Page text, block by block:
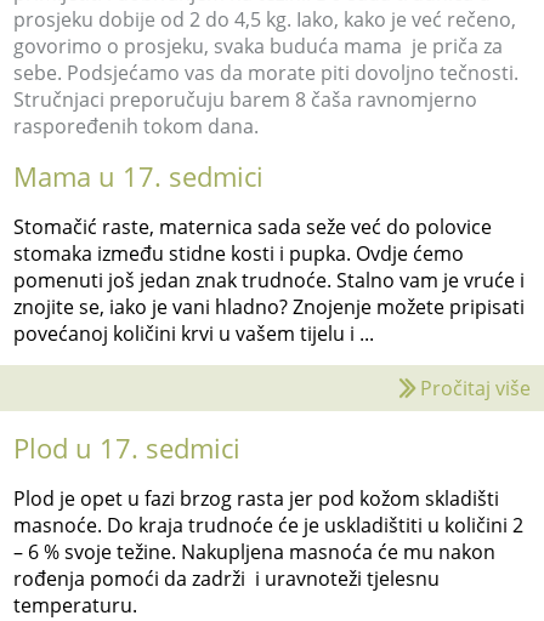
prosjeku dobije od 2 do 4,5 kg. Iako, kako je već rečeno,
govorimo o prosjeku, svaka buduća mama je priča za
sebe. Podsjećamo vas da morate piti dovoljno tečnosti.
Stručnjaci preporučuju barem 8 čaša ravnomjerno
raspoređenih tokom dana.
Mama u 17. sedmici
Stomačić raste, maternica sada seže već do polovice
stomaka između stidne kosti i pupka. Ovdje ćemo
pomenuti još jedan znak trudnoće. Stalno vam je vruće i
znojite se, iako je vani hladno? Znojenje možete pripisati
povećanoj količini krvi u vašem tijelu i ...
Pročitaj više
Plod u 17. sedmici
Plod je opet u fazi brzog rasta jer pod kožom skladišti
masnoće. Do kraja trudnoće će je uskladištiti u količini 2
– 6 % svoje težine. Nakupljena masnoća će mu nakon
rođenja pomoći da zadrži i uravnoteži tjelesnu
temperaturu.